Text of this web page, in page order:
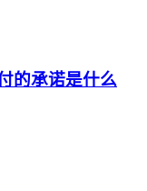
的承诺是什么